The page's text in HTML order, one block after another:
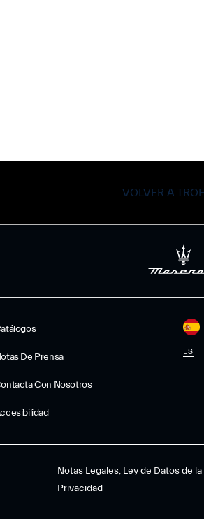
VOLVER A
De Prensa
Con Nosotros
ES
Notas Legales, Ley de Datos de
Privacidad